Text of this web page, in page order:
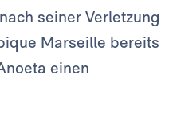
seiner Verletzung
Marseille bereits
einen